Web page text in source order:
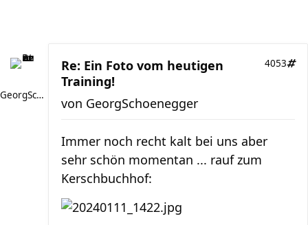
GeorgSchoenegger
Re: Ein Foto vom heutigen
Training!
4053
von GeorgSchoenegger
Immer noch recht kalt bei uns aber
sehr schön momentan ... rauf zum
Kerschbuchhof: